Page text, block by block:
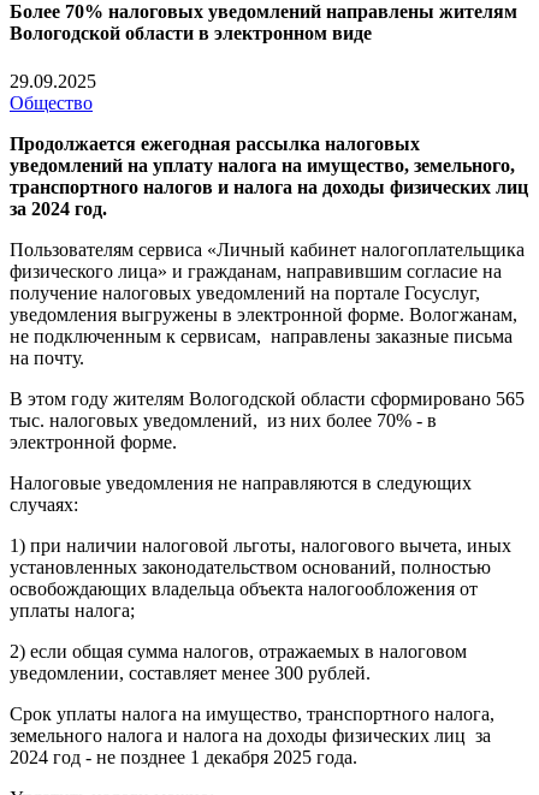
Более 70% налоговых уведомлений направлены жителям
Вологодской области в электронном виде
29.09.2025
Общество
Продолжается ежегодная рассылка налоговых
уведомлений на уплату налога на имущество, земельного,
транспортного налогов и налога на доходы физических лиц
за 2024 год.
Пользователям сервиса «Личный кабинет налогоплательщика
физического лица» и гражданам, направившим согласие на
получение налоговых уведомлений на портале Госуслуг,
уведомления выгружены в электронной форме. Вологжанам,
не подключенным к сервисам, направлены заказные письма
на почту.
В этом году жителям Вологодской области сформировано 565
тыс. налоговых уведомлений, из них более 70% - в
электронной форме.
Налоговые уведомления не направляются в следующих
случаях:
1) при наличии налоговой льготы, налогового вычета, иных
установленных законодательством оснований, полностью
освобождающих владельца объекта налогообложения от
уплаты налога;
2) если общая сумма налогов, отражаемых в налоговом
уведомлении, составляет менее 300 рублей.
Срок уплаты налога на имущество, транспортного налога,
земельного налога и налога на доходы физических лиц за
2024 год - не позднее 1 декабря 2025 года.